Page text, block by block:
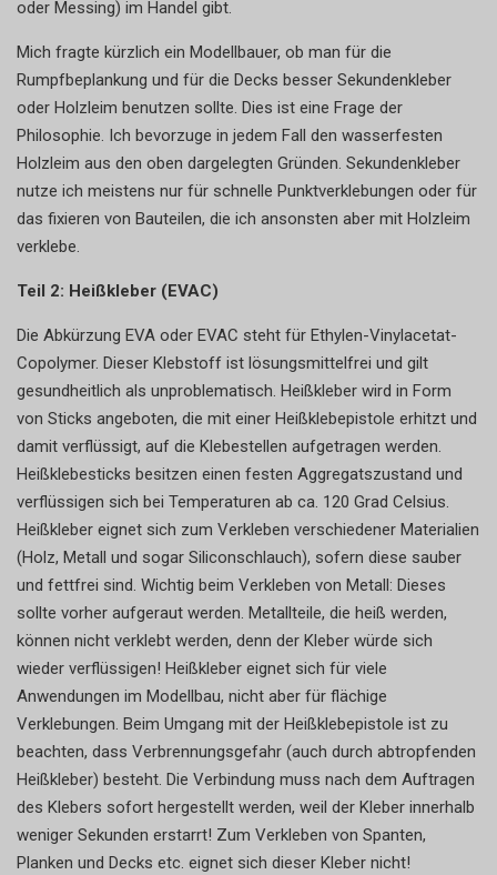
oder Messing) im Handel gibt.
Mich fragte kürzlich ein Modellbauer, ob man für die
Rumpfbeplankung und für die Decks besser Sekundenkleber
oder Holzleim benutzen sollte. Dies ist eine Frage der
Philosophie. Ich bevorzuge in jedem Fall den wasserfesten
Holzleim aus den oben dargelegten Gründen. Sekundenkleber
nutze ich meistens nur für schnelle Punktverklebungen oder für
das fixieren von Bauteilen, die ich ansonsten aber mit Holzleim
verklebe.
Teil 2: Heißkleber (EVAC)
Die Abkürzung EVA oder EVAC steht für Ethylen-Vinylacetat-
Copolymer. Dieser Klebstoff ist lösungsmittelfrei und gilt
gesundheitlich als unproblematisch. Heißkleber wird in Form
von Sticks angeboten, die mit einer Heißklebepistole erhitzt und
damit verflüssigt, auf die Klebestellen aufgetragen werden.
Heißklebesticks besitzen einen festen Aggregatszustand und
verflüssigen sich bei Temperaturen ab ca. 120 Grad Celsius.
Heißkleber eignet sich zum Verkleben verschiedener Materialien
(Holz, Metall und sogar Siliconschlauch), sofern diese sauber
und fettfrei sind. Wichtig beim Verkleben von Metall: Dieses
sollte vorher aufgeraut werden. Metallteile, die heiß werden,
können nicht verklebt werden, denn der Kleber würde sich
wieder verflüssigen! Heißkleber eignet sich für viele
Anwendungen im Modellbau, nicht aber für flächige
Verklebungen. Beim Umgang mit der Heißklebepistole ist zu
beachten, dass Verbrennungsgefahr (auch durch abtropfenden
Heißkleber) besteht. Die Verbindung muss nach dem Auftragen
des Klebers sofort hergestellt werden, weil der Kleber innerhalb
weniger Sekunden erstarrt! Zum Verkleben von Spanten,
Planken und Decks etc. eignet sich dieser Kleber nicht!